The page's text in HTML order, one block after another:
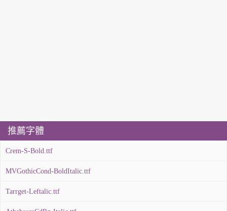
推薦字體
Crem-S-Bold.ttf
MVGothicCond-BoldItalic.ttf
Tarrget-Leftalic.ttf